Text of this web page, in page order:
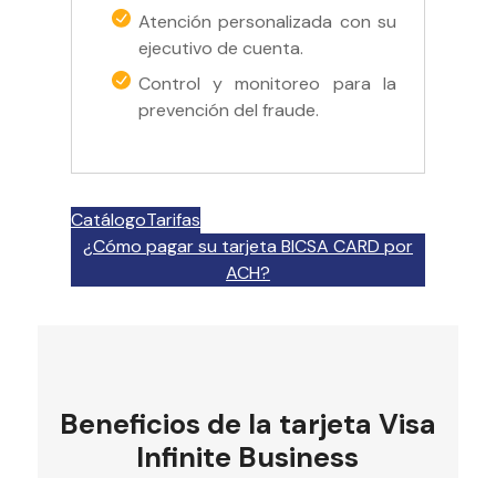
Atención personalizada con su
ejecutivo de cuenta.
Control y monitoreo para la
prevención del fraude.
CatálogoTarifas
¿Cómo pagar su tarjeta BICSA CARD por
ACH?
Beneficios de la tarjeta Visa
Infinite Business